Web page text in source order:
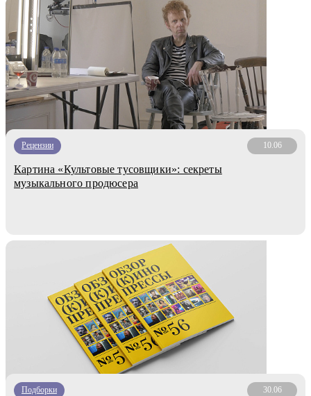
Рецензии 10.06
Картина «Культовые тусовщики»: секреты
музыкального продюсера
Подборки 30.06